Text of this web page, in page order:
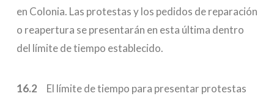
en Colonia. Las protestas y los pedidos de reparación
o reapertura se presentarán en esta última dentro
del límite de tiempo establecido.
16.2 El límite de tiempo para presentar protestas